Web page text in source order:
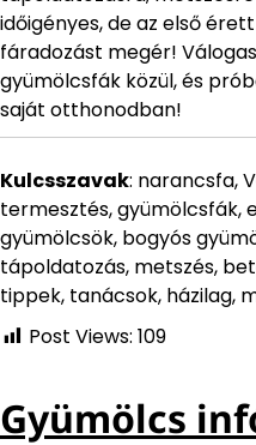
időigényes, de az első
fáradozást megér!
gyümölcsfák közül, és
saját otthonodban!
Kulcsszavak: narancsfa,
termesztés, gyümölcsfák,
gyümölcsök, bogyós
tápoldatozás, metszés,
tippek, tanácsok, házilag,
Post Views: 109
Gyümölcs